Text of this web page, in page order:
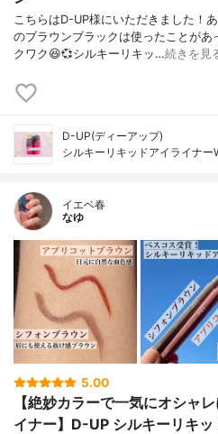
こちらはD-UP様にいただきました！
のブラウンブラックは使ったことがあ
クワク😆💞シルキーリキッ…続きを見
D-UP(ディーアップ)
シルキーリキッドアイライナー
イエベ春
なゆ
5.00
【絶妙カラーで一気にオシャ
イナー】D-UP シルキーリキ